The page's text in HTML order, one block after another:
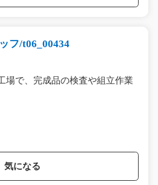
フ/t06_00434
場で、完成品の検査や組立作業
気になる